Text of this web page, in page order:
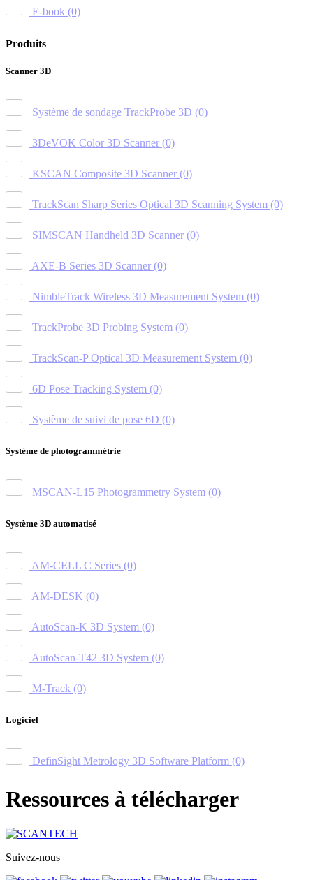
E-book (0)
Produits
Scanner 3D
Système de sondage TrackProbe 3D (0)
3DeVOK Color 3D Scanner (0)
KSCAN Composite 3D Scanner (0)
TrackScan Sharp Series Optical 3D Scanning System (0)
SIMSCAN Handheld 3D Scanner (0)
AXE-B Series 3D Scanner (0)
NimbleTrack Wireless 3D Measurement System (0)
TrackProbe 3D Probing System (0)
TrackScan-P Optical 3D Measurement System (0)
6D Pose Tracking System (0)
Système de suivi de pose 6D (0)
Système de photogrammétrie
MSCAN-L15 Photogrammetry System (0)
Système 3D automatisé
AM-CELL C Series (0)
AM-DESK (0)
AutoScan-K 3D System (0)
AutoScan-T42 3D System (0)
M-Track (0)
Logiciel
DefinSight Metrology 3D Software Platform (0)
Ressources à télécharger
Suivez-nous